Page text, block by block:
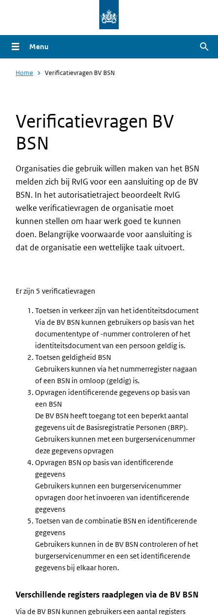
naar
de
gaan
Menu
Home Verificatievragen BV BSN
Verificatievragen BV
BSN
Organisaties die gebruik willen maken van het BSN
melden zich bij RvIG voor een aansluiting op de BV
BSN. In het autorisatietraject beoordeelt RvIG
welke verificatievragen de organisatie moet
kunnen stellen om haar werk goed te kunnen
doen. Belangrijke voorwaarde voor aansluiting is
dat de organisatie een wettelijke taak uitvoert.
Er zijn 5 verificatievragen
Toetsen in verkeer zijn van het identiteitsdocument
Via de BV BSN kunnen gebruikers op basis van het
documententype of -nummer controleren of het
identiteitsdocument van een persoon geldig is.
Toetsen geldigheid BSN
Gebruikers kunnen via het nummerregister nagaan
of een BSN in omloop (geldig) is.
Opvragen identificerende gegevens op basis van
een BSN
De BV BSN heeft toegang tot een beperkt aantal
gegevens uit de Basisregistratie Personen (BRP).
Gebruikers kunnen met een burgerservicenummer
deze gegevens opvragen
Opvragen BSN op basis van identificerende
gegevens
Gebruikers kunnen een burgerservicenummer
opvragen door het invoeren van identificerende
gegevens
Toetsen van de combinatie BSN en identificerende
gegevens
Gebruikers kunnen in de BV BSN controleren of het
burgerservicenummer en een set identificerende
gegevens bij elkaar horen.
Verschillende registers raadplegen via de BV BSN
Via de BV BSN kunnen gebruikers een aantal registers